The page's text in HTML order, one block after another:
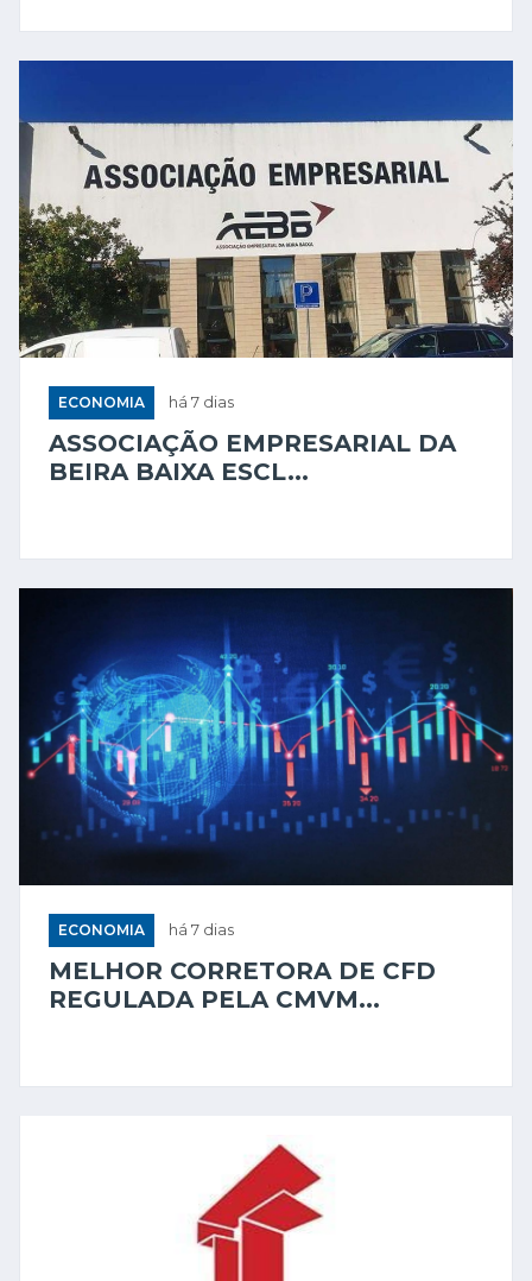
ECONOMIA há 7 dias
ASSOCIAÇÃO EMPRESARIAL DA
BEIRA BAIXA ESCL...
ECONOMIA há 7 dias
MELHOR CORRETORA DE CFD
REGULADA PELA CMVM...